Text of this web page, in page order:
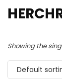
Showing the
Default